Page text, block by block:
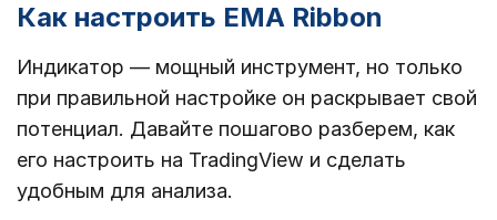
Как настроить EMA Ribbon
Индикатор — мощный инструмент, но только
при правильной настройке он раскрывает свой
потенциал. Давайте пошагово разберем, как
его настроить на TradingView и сделать
удобным для анализа.